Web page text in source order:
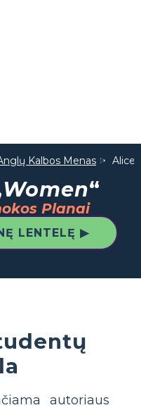
Kalbos Menas Alice
Women“
Planai
LENTELĘ ▶
autoriaus